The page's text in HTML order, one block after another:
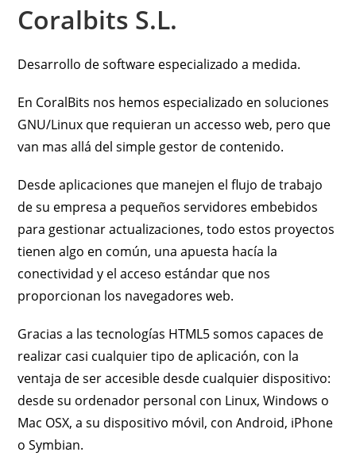
Coralbits S.L.
Desarrollo de software especializado a medida.
En CoralBits nos hemos especializado en soluciones
GNU/Linux que requieran un accesso web, pero que
van mas allá del simple gestor de contenido.
Desde aplicaciones que manejen el flujo de trabajo
de su empresa a pequeños servidores embebidos
para gestionar actualizaciones, todo estos proyectos
tienen algo en común, una apuesta hacía la
conectividad y el acceso estándar que nos
proporcionan los navegadores web.
Gracias a las tecnologías HTML5 somos capaces de
realizar casi cualquier tipo de aplicación, con la
ventaja de ser accesible desde cualquier dispositivo:
desde su ordenador personal con Linux, Windows o
Mac OSX, a su dispositivo móvil, con Android, iPhone
o Symbian.